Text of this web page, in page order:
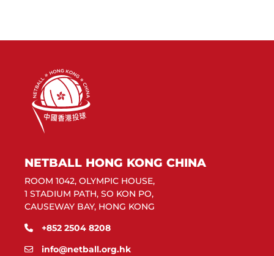
NETBALL HONG KONG CHINA
ROOM 1042, OLYMPIC HOUSE,
1 STADIUM PATH, SO KON PO,
CAUSEWAY BAY, HONG KONG
+852 2504 8208
info@netball.org.hk